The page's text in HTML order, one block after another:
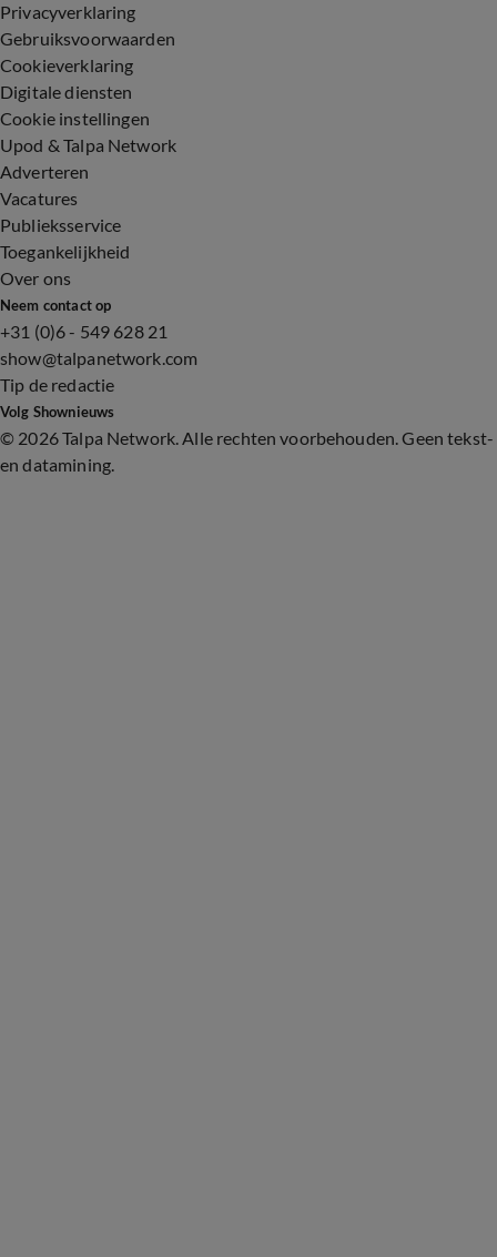
Privacyverklaring
Gebruiksvoorwaarden
Cookieverklaring
Digitale diensten
Cookie instellingen
Upod & Talpa Network
Adverteren
Vacatures
Publieksservice
Toegankelijkheid
Over ons
Neem contact op
+31 (0)6 - 549 628 21
show@talpanetwork.com
Tip de redactie
Volg Shownieuws
© 2026 Talpa Network. Alle rechten voorbehouden. Geen tekst-
en datamining.